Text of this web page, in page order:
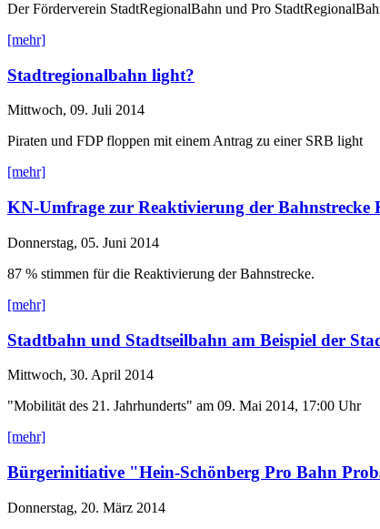
Der Förderverein StadtRegionalBahn und Pro
[mehr]
Stadtregionalbahn light?
Mittwoch, 09. Juli 2014
Piraten und FDP floppen mit einem Antrag zu einer SRB light
[mehr]
KN-Umfrage zur Reaktivierung der Bahnstrecke
Donnerstag, 05. Juni 2014
87 % stimmen für die Reaktivierung der Bahnstrecke.
[mehr]
Stadtbahn und Stadtseilbahn am Beispiel der
Mittwoch, 30. April 2014
"Mobilität des 21. Jahrhunderts" am 09. Mai 2014, 17:00 Uhr
[mehr]
Bürgerinitiative "Hein-Schönberg Pro Bahn
Donnerstag, 20. März 2014